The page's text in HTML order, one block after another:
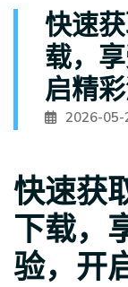
快速
载，
启精
2026-05-
快速获
下载，
验，开